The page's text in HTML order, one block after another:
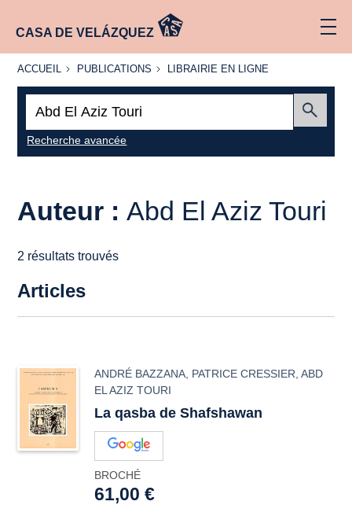
CASA DE VELÁZQUEZ
ACCUEIL
ACCUEIL PUBLICATIONS
PUBLICATIONS
LIBRAIRIE
LIBRAIRIE EN LIGNE
Recherche avancée
Auteur : Abd El Aziz Touri
2 résultats trouvés
Articles
ANDRÉ BAZZANA PATRICE CRESSIER ,ABD
EL AZIZ TOURI
La qasba de Shafshawan
BROCHÉ
61,00 €